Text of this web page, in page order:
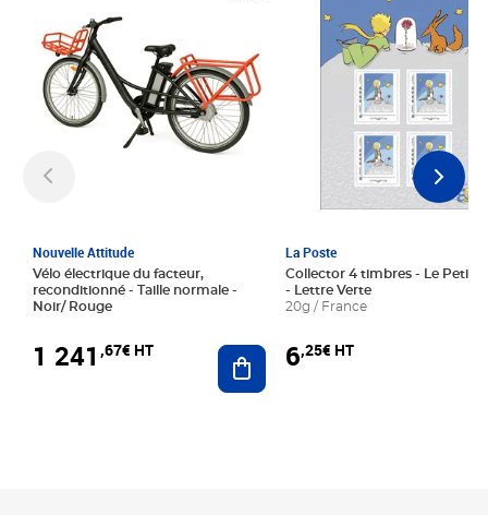
Nouvelle Attitude
Vélo électrique du facteur,
reconditionné - Taille normale -
Noir/ Rouge
1 241 ,67€ HT Ajouter au panier
La Poste
Collector 4 timbres - Le Petit
- Lettre Verte
20g / France
6,25€ HT